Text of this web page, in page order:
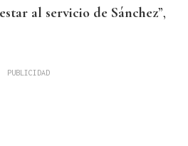
al servicio de Sánchez”,